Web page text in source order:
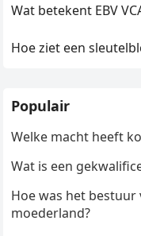
Wat betekent EBV
Hoe ziet een
Populair
Welke macht heeft
Wat is een
Hoe was het
moederland?